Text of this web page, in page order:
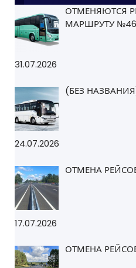
ОТМЕНЯЮТСЯ
МАРШРУТУ
31.07.2026
(БЕЗ
24.07.2026
ОТМЕНА
17.07.2026
ОТМЕНА